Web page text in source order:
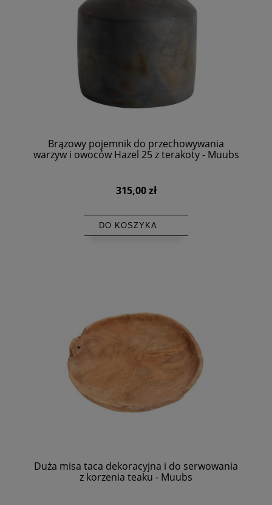
Brązowy pojemnik do przechowywania
warzyw i owoców Hazel 25 z terakoty - Muubs
315,00 zł
DO KOSZYKA
Duża misa taca dekoracyjna i do serwowania
z korzenia teaku - Muubs